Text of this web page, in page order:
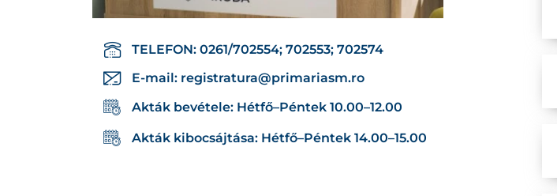
TELEFON: 0261/702554; 702553; 702574
E-mail: registratura@primariasm.ro
Akták bevétele: Hétfő–Péntek 10.00–12.00
Akták kibocsájtása: Hétfő–Péntek 14.00–15.00